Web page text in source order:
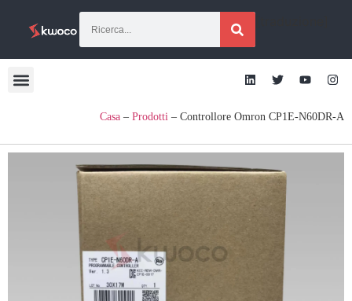
Casa – Prodotti – Controllore Omron CP1E-N60DR-A